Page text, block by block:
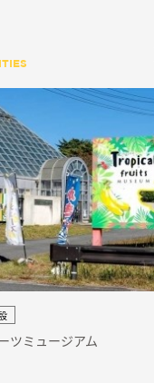
ツミュージアム